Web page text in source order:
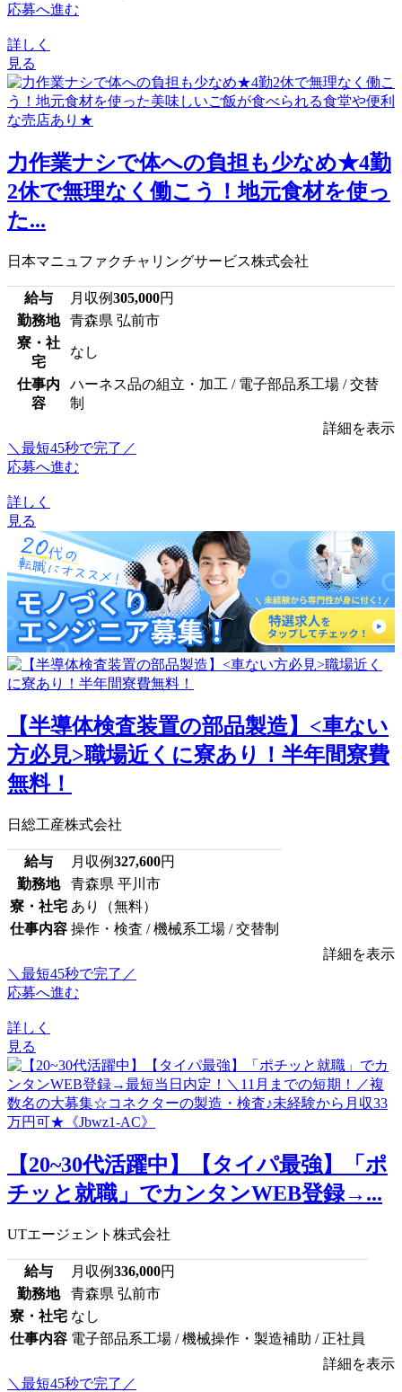
応募へ進む
詳しく
見る
力作業ナシで体への負担も少なめ★4勤
2休で無理なく働こう！地元食材を使っ
た...
日本マニュファクチャリングサービス株式会社
給与 月収例305,000円
勤務地
青森県 弘前市
寮・社
宅
なし
仕事内
容
ハーネス品の組立・加工 / 電子部品系工場 / 交替
制
詳細を表示
＼最短45秒で完了／
応募へ進む
詳しく
見る
【半導体検査装置の部品製造】<車ない
方必見>職場近くに寮あり！半年間寮費
無料！
日総工産株式会社
給与 月収例327,600円
勤務地
青森県 平川市
寮・社宅 あり（無料）
仕事内容 操作・検査 / 機械系工場 / 交替制
詳細を表示
＼最短45秒で完了／
応募へ進む
詳しく
見る
【20~30代活躍中】【タイパ最強】「ポ
チッと就職」でカンタンWEB登録→...
UTエージェント株式会社
給与 月収例336,000円
勤務地
青森県 弘前市
寮・社宅 なし
仕事内容 電子部品系工場 / 機械操作・製造補助 / 正社員
詳細を表示
＼最短45秒で完了／